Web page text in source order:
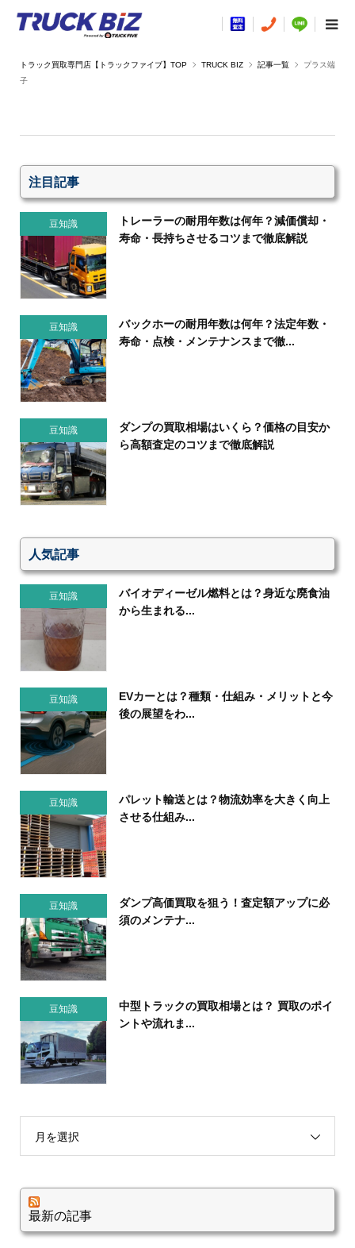
TRUCK BIZ 記事一覧
プラス端
子
注目記事
豆知識
トレーラーの耐用年数は何年？減価償却・
寿命・長持ちさせるコツまで徹底解説
豆知識
バックホーの耐用年数は何年？法定年数・
寿命・点検・メンテナンスまで徹...
豆知識
ダンプの買取相場はいくら？価格の目安か
ら高額査定のコツまで徹底解説
人気記事
豆知識
バイオディーゼル燃料とは？身近な廃食油
から生まれる...
豆知識
EVカーとは？種類・仕組み・メリットと今
後の展望をわ...
豆知識
パレット輸送とは？物流効率を大きく向上
させる仕組み...
豆知識
ダンプ高価買取を狙う！査定額アップに必
須のメンテナ...
豆知識
中型トラックの買取相場とは？ 買取のポイ
ントや流れま...
月を選択
最新の記事